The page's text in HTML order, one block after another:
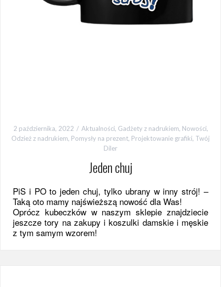
2 października, 2022 Aktualności, Gadżety z nadrukiem, Nowości,
Odzież z nadrukiem, Pomysły na prezent, Projektowanie grafiki, Twój
Diler
Jeden chuj
PiS i PO to jeden chuj, tylko ubrany w inny strój! –
Taką oto mamy najświeższą nowość dla Was!
Oprócz kubeczków w naszym sklepie znajdziecie
jeszcze tory na zakupy i koszulki damskie i męskie
z tym samym wzorem!